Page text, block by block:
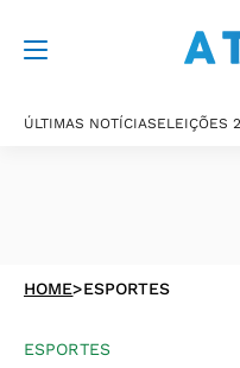
ÚLTIMAS NOTÍCIASELEIÇÕES
HOME>ESPORTES
ESPORTES